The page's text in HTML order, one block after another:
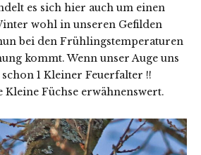
es sich hier auch um einen
wohl in unseren Gefilden
bei den Frühlingstemperaturen
kommt. Wenn unser Auge uns
1 Kleiner Feuerfalter !!
Füchse erwähnenswert.